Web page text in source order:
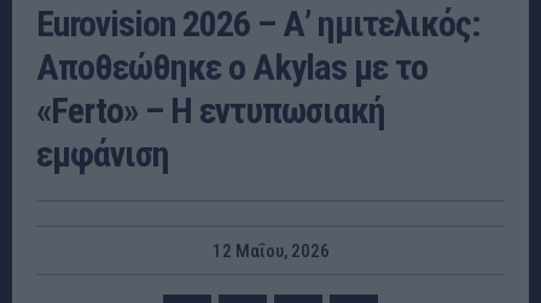
Eurovision 2026 – Α’ ημιτελικός:
Αποθεώθηκε ο Akylas με το
«Ferto» – Η εντυπωσιακή
εμφάνιση
12 Μαΐου, 2026